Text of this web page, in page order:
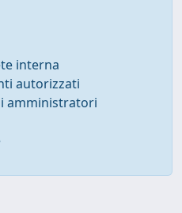
interna
autorizzati
amministratori